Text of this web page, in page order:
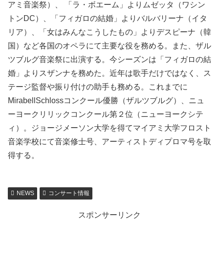
アミ音楽祭）、 「ラ・ボエーム」よりムゼッタ（ワシン
トンDC）、「フィガロの結婚」よりバルバリーナ（イタ
リア）、「女はみんなこうしたもの」よりデスピーナ（韓
国）など各国のオペラにて主要な役を務める。また、ザル
ツブルグ音楽祭に出演する。今シーズンは「フィガロの結
婚」よりスザンナを務めた。近年は歌手だけではなく、ス
テージ監督や振り付けの助手も務める。これまでに
MirabellSchlossコンクール優勝（ザルツブルグ）、ニュ
ーヨークリリックコンクール第２位（ニューヨークシテ
ィ）。ジョージメーソン大学を得てマイアミ大学フロスト
音楽学校にて音楽修士号、アーティストディプロマ号を取
得する。
NEWS コンサート情報
スポンサーリンク